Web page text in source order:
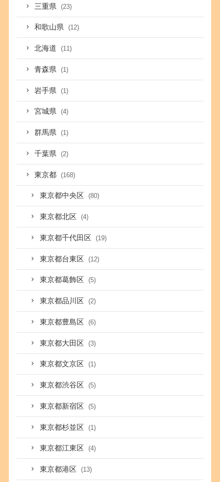
三重県 (23)
和歌山県 (12)
北海道 (11)
青森県 (1)
岩手県 (1)
宮城県 (4)
群馬県 (1)
千葉県 (2)
東京都 (168)
東京都中央区 (80)
東京都北区 (4)
東京都千代田区 (19)
東京都台東区 (12)
東京都葛飾区 (5)
東京都品川区 (2)
東京都豊島区 (6)
東京都大田区 (3)
東京都文京区 (1)
東京都渋谷区 (5)
東京都新宿区 (5)
東京都杉並区 (1)
東京都江東区 (4)
東京都港区 (13)